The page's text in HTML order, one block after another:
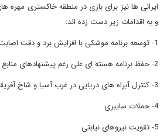
ایرانی ها نیز برای بازی در منطقه خاکستری مهره
و به اقدامات زیر دست زده اند:
1- توسعه برنامه موشکی با افزایش برد و دقت اصابت
2- حفظ برنامه هسته ای علی رغم پیشنهادهای منابع جدید انرژی
3- کنترل آبراه های دریایی در غرب آسیا و شاخ آفریقا
4- حملات سایبری
5- تقویت نیروهای نیابتی